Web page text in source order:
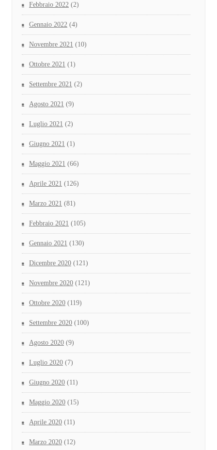
Febbraio 2022 (2)
Gennaio 2022 (4)
Novembre 2021 (10)
Ottobre 2021 (1)
Settembre 2021 (2)
Agosto 2021 (9)
Luglio 2021 (2)
Giugno 2021 (1)
Maggio 2021 (66)
Aprile 2021 (126)
Marzo 2021 (81)
Febbraio 2021 (105)
Gennaio 2021 (130)
Dicembre 2020 (121)
Novembre 2020 (121)
Ottobre 2020 (119)
Settembre 2020 (100)
Agosto 2020 (9)
Luglio 2020 (7)
Giugno 2020 (11)
Maggio 2020 (15)
Aprile 2020 (11)
Marzo 2020 (12)